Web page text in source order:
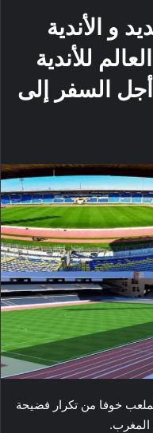
و الأندية
للأندية
السفر إلى
خوفا من تكرار فضيحة